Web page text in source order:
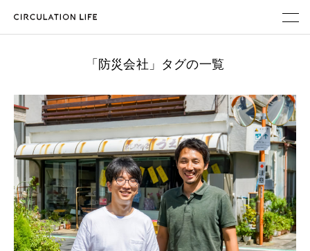
ABOUT
MAGAZINE
メンバー登録
地域企業・自治体のみなさまへ
「防災会社」タグの一覧